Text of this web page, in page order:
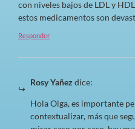
con niveles bajos de LDL y
estos medicamentos son
Responder
Rosy Yañez dice:
Hola Olga, es importante
contextualizar, más que